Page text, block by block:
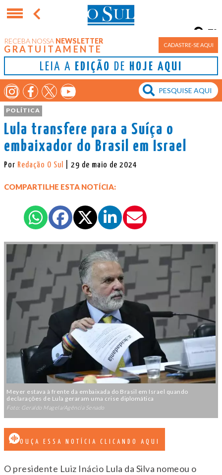
RECEBA NOSSA NEWSLETTER
GRATUITAMENTE CADASTRE-SE AQUI
LEIA A EDIÇÃO DE HOJE AQUI
Porto Alegre
7°
POLÍTICA
Lula transfere para a Suíça o
embaixador do Brasil em Israel
Por Redação O Sul | 29 de maio de 2024
COMPARTILHE ESTA NOTÍCIA:
Meyer estava à frente da embaixada do Brasil em Israel quando
declarações de Lula geraram uma crise diplomática
Foto: Geraldo Magela/Agência Senado
OUÇA ESSA NOTÍCIA CLICANDO AQUI
O presidente Luiz Inácio Lula da Silva nomeou o